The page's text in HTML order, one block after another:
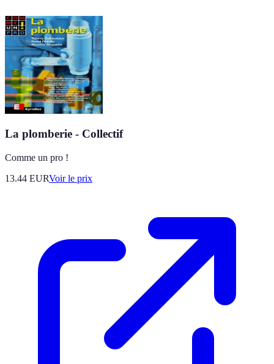
La plomberie - Collectif
Comme un pro !
13.44 EURVoir le prix